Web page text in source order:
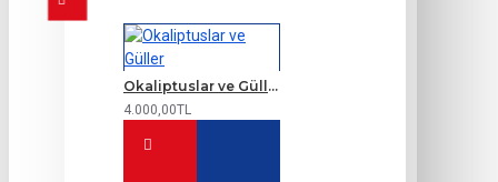
Okaliptuslar ve Güller
4.000,00TL